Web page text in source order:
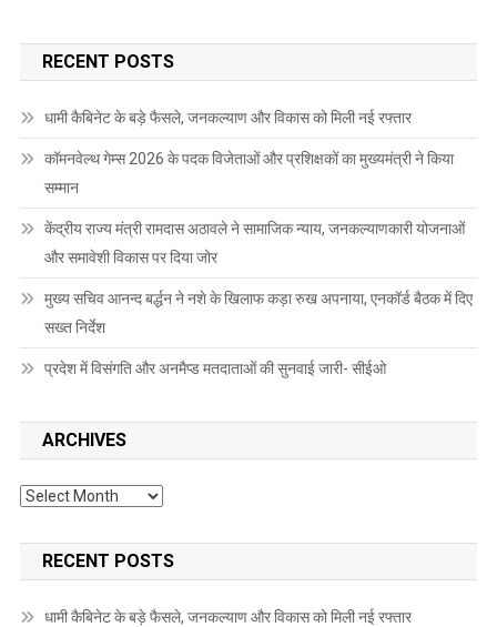
RECENT POSTS
धामी कैबिनेट के बड़े फैसले, जनकल्याण और विकास को मिली नई रफ्तार
कॉमनवेल्थ गेम्स 2026 के पदक विजेताओं और प्रशिक्षकों का मुख्यमंत्री ने किया
सम्मान
केंद्रीय राज्य मंत्री रामदास अठावले ने सामाजिक न्याय, जनकल्याणकारी योजनाओं
और समावेशी विकास पर दिया जोर
मुख्य सचिव आनन्द बर्द्धन ने नशे के खिलाफ कड़ा रुख अपनाया, एनकॉर्ड बैठक में दिए
सख्त निर्देश
प्रदेश में विसंगति और अनमैप्ड मतदाताओं की सुनवाई जारी- सीईओ
ARCHIVES
Archives
RECENT POSTS
धामी कैबिनेट के बड़े फैसले, जनकल्याण और विकास को मिली नई रफ्तार